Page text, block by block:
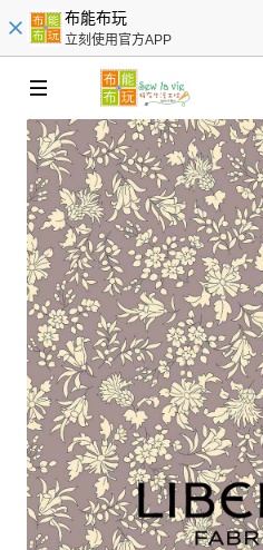
布能布玩
立刻使用官方APP